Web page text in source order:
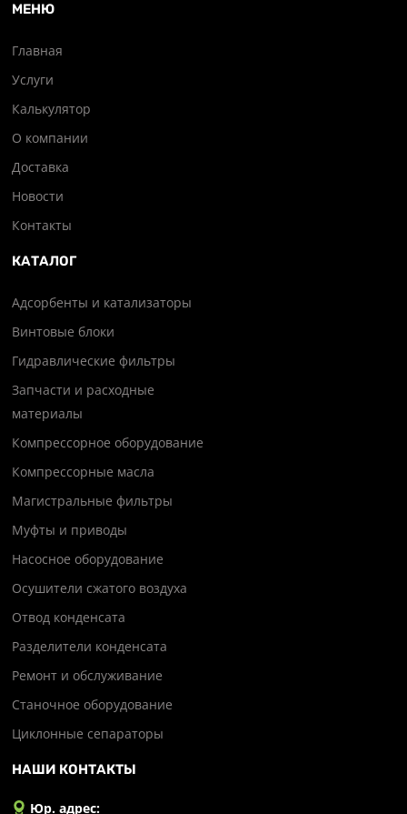
МЕНЮ
Главная
Услуги
Калькулятор
О компании
Доставка
Новости
Контакты
КАТАЛОГ
Адсорбенты и катализаторы
Винтовые блоки
Гидравлические фильтры
Запчасти и расходные
материалы
Компрессорное оборудование
Компрессорные масла
Магистральные фильтры
Муфты и приводы
Насосное оборудование
Осушители сжатого воздуха
Отвод конденсата
Разделители конденсата
Ремонт и обслуживание
Станочное оборудование
Циклонные сепараторы
НАШИ КОНТАКТЫ
Юр. адрес: